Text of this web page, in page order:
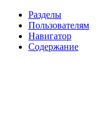
Разделы
Пользователям
Навигатор
Содержание